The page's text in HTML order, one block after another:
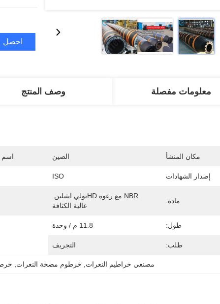
احصل
معلومات مفصلة وصف المنتج
مكان المنشأ الصين اسم
إصدار الشهادات ISO
مادة:
عالية الكثافة
طول: 11.8 م / وحدة
طلب: التجريف
مصنعي خراطيم النعرات خرطوم مضخة النعرات